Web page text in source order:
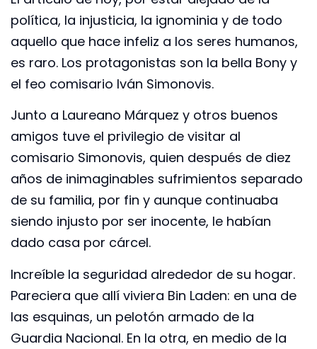
política, la injusticia, la ignominia y de todo
aquello que hace infeliz a los seres humanos,
es raro. Los protagonistas son la bella Bony y
el feo comisario Iván Simonovis.
Junto a Laureano Márquez y otros buenos
amigos tuve el privilegio de visitar al
comisario Simonovis, quien después de diez
años de inimaginables sufrimientos separado
de su familia, por fin y aunque continuaba
siendo injusto por ser inocente, le habían
dado casa por cárcel.
Increíble la seguridad alrededor de su hogar.
Pareciera que allí viviera Bin Laden: en una de
las esquinas, un pelotón armado de la
Guardia Nacional. En la otra, en medio de la